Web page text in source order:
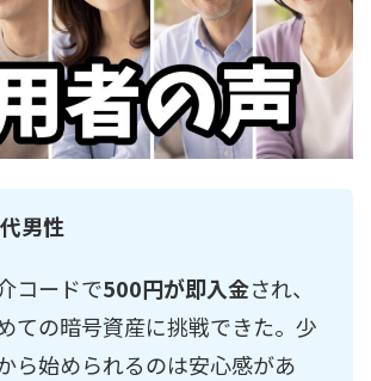
男性
コードで500円が即入金され、
ての暗号資産に挑戦できた。少
ら始められるのは安心感があ